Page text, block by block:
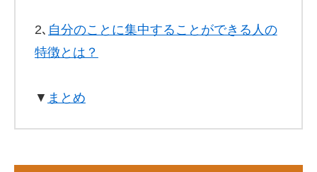
2､ 自分のことに集中することができる人の
特徴とは？
▼ まとめ